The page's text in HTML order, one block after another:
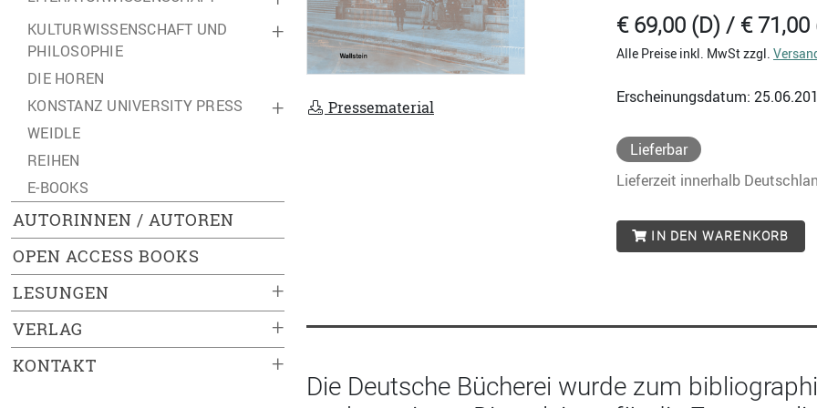
+
KULTURWISSENSCHAFT UND
PHILOSOPHIE
DIE HOREN
+
KONSTANZ UNIVERSITY PRESS
WEIDLE
REIHEN
E-BOOKS
AUTORINNEN / AUTOREN
OPEN ACCESS BOOKS
+
LESUNGEN
+
VERLAG
+
KONTAKT
Pressematerial
€ 69,00 (D) / € 71,00
Alle Preise inkl. MwSt zzgl.
Erscheinungsdatum:
Lieferbar
Lieferzeit innerhalb
IN DEN WARENKORB
Die Deutsche Bücherei wurde zum